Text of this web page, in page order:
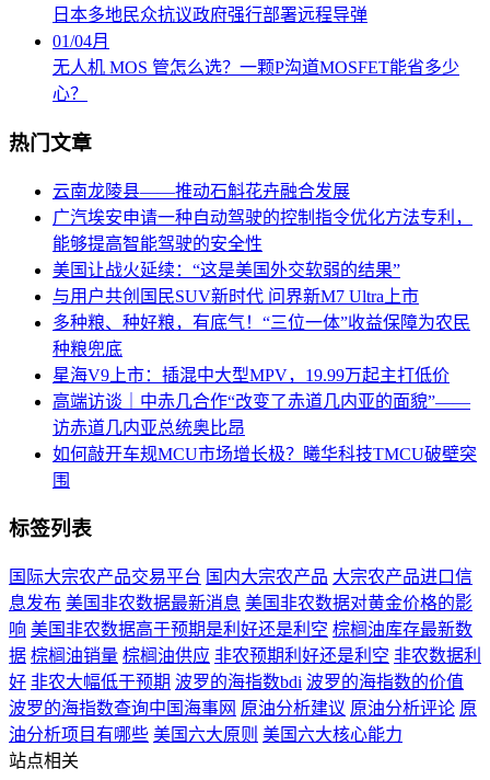
日本多地民众抗议政府强行部署远程导弹
01/04月
无人机 MOS 管怎么选？一颗P沟道MOSFET能省多少
心？
热门文章
云南龙陵县――推动石斛花卉融合发展
广汽埃安申请一种自动驾驶的控制指令优化方法专利，
能够提高智能驾驶的安全性
美国让战火延续：“这是美国外交软弱的结果”
与用户共创国民SUV新时代 问界新M7 Ultra上市
多种粮、种好粮，有底气！“三位一体”收益保障为农民
种粮兜底
星海V9上市：插混中大型MPV，19.99万起主打低价
高端访谈｜中赤几合作“改变了赤道几内亚的面貌”――
访赤道几内亚总统奥比昂
如何敲开车规MCU市场增长极？曦华科技TMCU破壁突
围
标签列表
国际大宗农产品交易平台 国内大宗农产品 大宗农产品进口信
息发布 美国非农数据最新消息 美国非农数据对黄金价格的影
响 美国非农数据高于预期是利好还是利空 棕榈油库存最新数
据 棕榈油销量 棕榈油供应 非农预期利好还是利空 非农数据利
好 非农大幅低于预期 波罗的海指数bdi 波罗的海指数的价值
波罗的海指数查询中国海事网 原油分析建议 原油分析评论 原
油分析项目有哪些 美国六大原则 美国六大核心能力
站点相关